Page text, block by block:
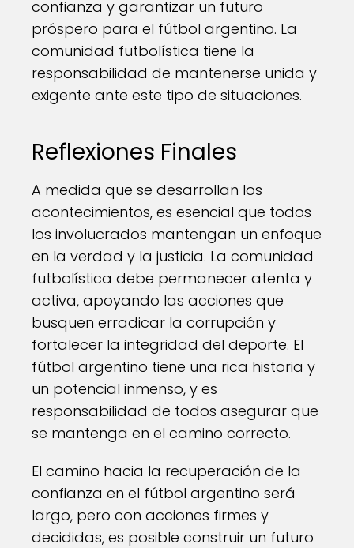
confianza y garantizar un futuro
próspero para el fútbol argentino. La
comunidad futbolística tiene la
responsabilidad de mantenerse unida y
exigente ante este tipo de situaciones.
Reflexiones Finales
A medida que se desarrollan los
acontecimientos, es esencial que todos
los involucrados mantengan un enfoque
en la verdad y la justicia. La comunidad
futbolística debe permanecer atenta y
activa, apoyando las acciones que
busquen erradicar la corrupción y
fortalecer la integridad del deporte. El
fútbol argentino tiene una rica historia y
un potencial inmenso, y es
responsabilidad de todos asegurar que
se mantenga en el camino correcto.
El camino hacia la recuperación de la
confianza en el fútbol argentino será
largo, pero con acciones firmes y
decididas, es posible construir un futuro